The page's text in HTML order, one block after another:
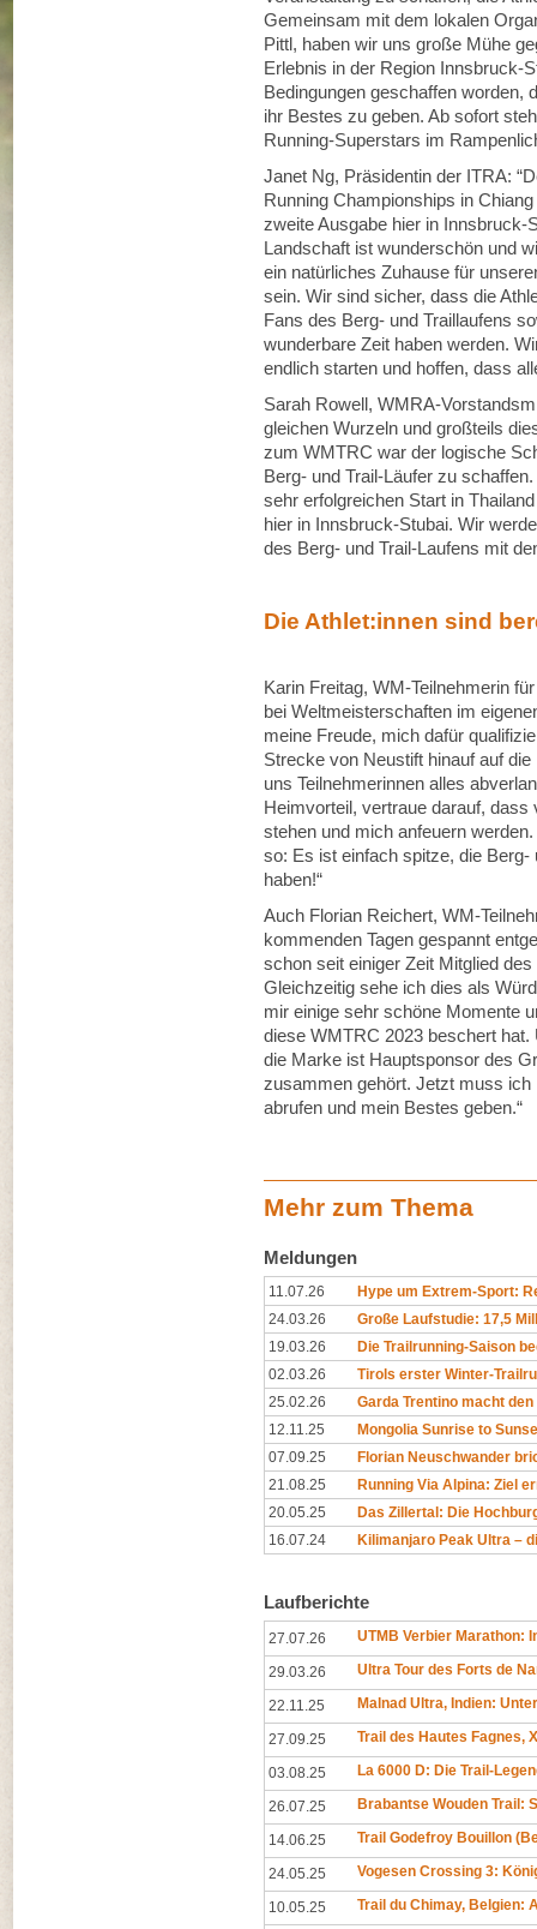
Gemeinsam mit dem lokalen
Pittl, haben wir uns große Mühe
Erlebnis in der Region Innsbruck-
Bedingungen geschaffen worden,
ihr Bestes zu geben. Ab sofort
Running-Superstars im
Janet Ng, Präsidentin der ITRA:
Running Championships in
zweite Ausgabe hier in Innsbruck-
Landschaft ist wunderschön und
ein natürliches Zuhause für
sein. Wir sind sicher, dass die
Fans des Berg- und Traillaufens
wunderbare Zeit haben werden.
endlich starten und hoffen, dass
Sarah Rowell, WMRA-
gleichen Wurzeln und großteils
zum WMTRC war der logische
Berg- und Trail-Läufer zu
sehr erfolgreichen Start in
hier in Innsbruck-Stubai. Wir
des Berg- und Trail-Laufens mit
Die Athlet:innen sind
Karin Freitag, WM-Teilnehmerin
bei Weltmeisterschaften im
meine Freude, mich dafür
Strecke von Neustift hinauf auf
uns Teilnehmerinnen alles
Heimvorteil, vertraue darauf,
stehen und mich anfeuern
so: Es ist einfach spitze, die Berg-
haben!“
Auch Florian Reichert, WM-
kommenden Tagen gespannt
schon seit einiger Zeit Mitglied
Gleichzeitig sehe ich dies als
mir einige sehr schöne Momente
diese WMTRC 2023 beschert
die Marke ist Hauptsponsor des
zusammen gehört. Jetzt muss ich
abrufen und mein Bestes geben.“
Mehr zum Thema
Meldungen
11.07.26
Hype um Extrem-Sport:
24.03.26
Große Laufstudie: 17,5
19.03.26
Die Trailrunning-Saison
02.03.26
Tirols erster Winter-
25.02.26
Garda Trentino macht
12.11.25
Mongolia Sunrise to
07.09.25
Florian Neuschwander
21.08.25
Running Via Alpina: Ziel
20.05.25
Das Zillertal: Die
16.07.24
Kilimanjaro Peak Ultra –
Laufberichte
27.07.26 UTMB Verbier Marathon:
29.03.26 Ultra Tour des Forts de
22.11.25 Malnad Ultra, Indien:
27.09.25 Trail des Hautes Fagnes,
03.08.25 La 6000 D: Die Trail-
26.07.25 Brabantse Wouden Trail:
14.06.25 Trail Godefroy Bouillon
24.05.25 Vogesen Crossing 3:
10.05.25 Trail du Chimay, Belgien: